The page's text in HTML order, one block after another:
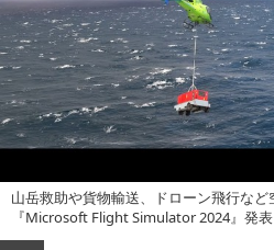
山岳救助や貨物輸送、ドローン飛行な
『Microsoft Flight Simulator 2024』発